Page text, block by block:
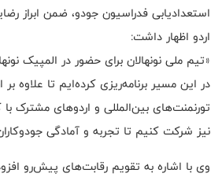
استعدادیابی فدراسیون جودو، ضمن ابراز
اردو اظهار داشت:
در این مسیر برنامه‌ریزی کرده‌ایم تا علاوه بر
تورنمنت‌های بین‌المللی و اردوهای مشترک
نیز شرکت کنیم تا تجربه و آمادگی
وی با اشاره به تقویم رقابت‌های پیش‌رو